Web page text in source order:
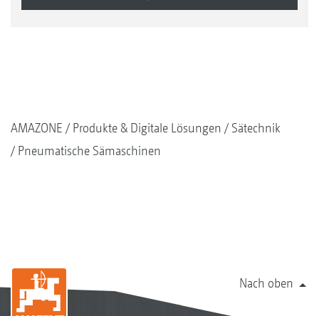
AMAZONE Produkte & Digitale Lösungen
Sätechnik
Pneumatische Sämaschinen
Nach oben